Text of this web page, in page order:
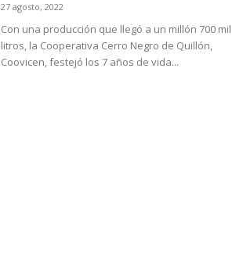
27 agosto, 2022
Con una producción que llegó a un millón 700 mil
litros, la Cooperativa Cerro Negro de Quillón,
Coovicen, festejó los 7 años de vida...